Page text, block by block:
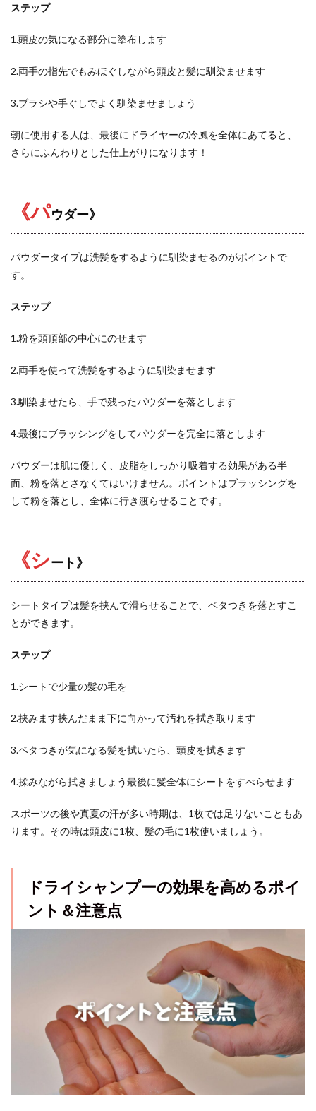
ステップ
1.頭皮の気になる部分に塗布します
2.両手の指先でもみほぐしながら頭皮と髪に馴染ませます
3.ブラシや手ぐしでよく馴染ませましょう
朝に使用する人は、最後にドライヤーの冷風を全体にあてると、
さらにふんわりとした仕上がりになります！
《パウダー》
パウダータイプは洗髪をするように馴染ませるのがポイントで
す。
ステップ
1.粉を頭頂部の中心にのせます
2.両手を使って洗髪をするように馴染ませます
3.馴染ませたら、手で残ったパウダーを落とします
4.最後にブラッシングをしてパウダーを完全に落とします
パウダーは肌に優しく、皮脂をしっかり吸着する効果がある半
面、粉を落とさなくてはいけません。ポイントはブラッシングを
して粉を落とし、全体に行き渡らせることです。
《シート》
シートタイプは髪を挟んで滑らせることで、ベタつきを落とすこ
とができます。
ステップ
1.シートで少量の髪の毛を
2.挟みます挟んだまま下に向かって汚れを拭き取ります
3.ベタつきが気になる髪を拭いたら、頭皮を拭きます
4.揉みながら拭きましょう最後に髪全体にシートをすべらせます
スポーツの後や真夏の汗が多い時期は、1枚では足りないこともあ
ります。その時は頭皮に1枚、髪の毛に1枚使いましょう。
ドライシャンプーの効果を高めるポイ
ント＆注意点